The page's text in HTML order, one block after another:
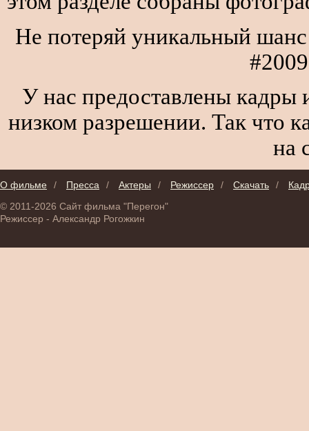
Не потеряй уникальный
У нас предоставлены кадры
низком разрешении. Так что
на
О фильме / Пресса / Актеры / Режиссер / Скачать /
© 2011-2026 Сайт фильма "Перегон"
Режиссер - Александр Рогожкин